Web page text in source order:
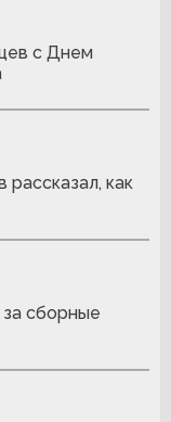
с Днем
как
за сборные